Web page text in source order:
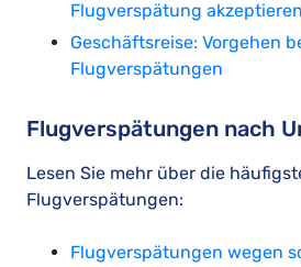
Flugverspätung
Geschäftsreise: Vorgehen
Flugverspätungen
Flugverspätungen nach
Lesen Sie mehr über die
Flugverspätungen:
Flugverspätungen wegen